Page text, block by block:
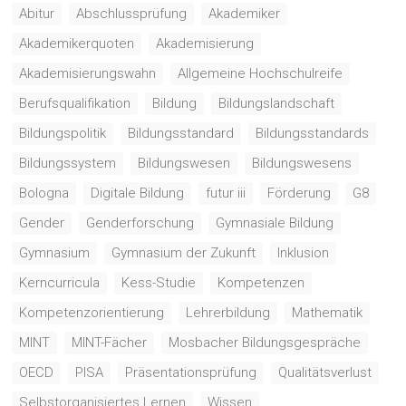
Abitur Abschlussprüfung
Akademiker
Akademikerquoten
Akademisierung
Akademisierungswahn
Allgemeine Hochschulreife
Berufsqualifikation
Bildung
Bildungslandschaft
Bildungspolitik
Bildungsstandard
Bildungsstandards
Bildungssystem
Bildungswesen
Bildungswesens
Bologna
Digitale Bildung futur iii Förderung
G8
Gender
Genderforschung
Gymnasiale Bildung
Gymnasium
Gymnasium der Zukunft
Inklusion
Kerncurricula
Kess-Studie
Kompetenzen
Kompetenzorientierung
Lehrerbildung
Mathematik
MINT
MINT-Fächer
Mosbacher Bildungsgespräche
OECD
PISA Präsentationsprüfung
Qualitätsverlust
Selbstorganisiertes Lernen
Wissen